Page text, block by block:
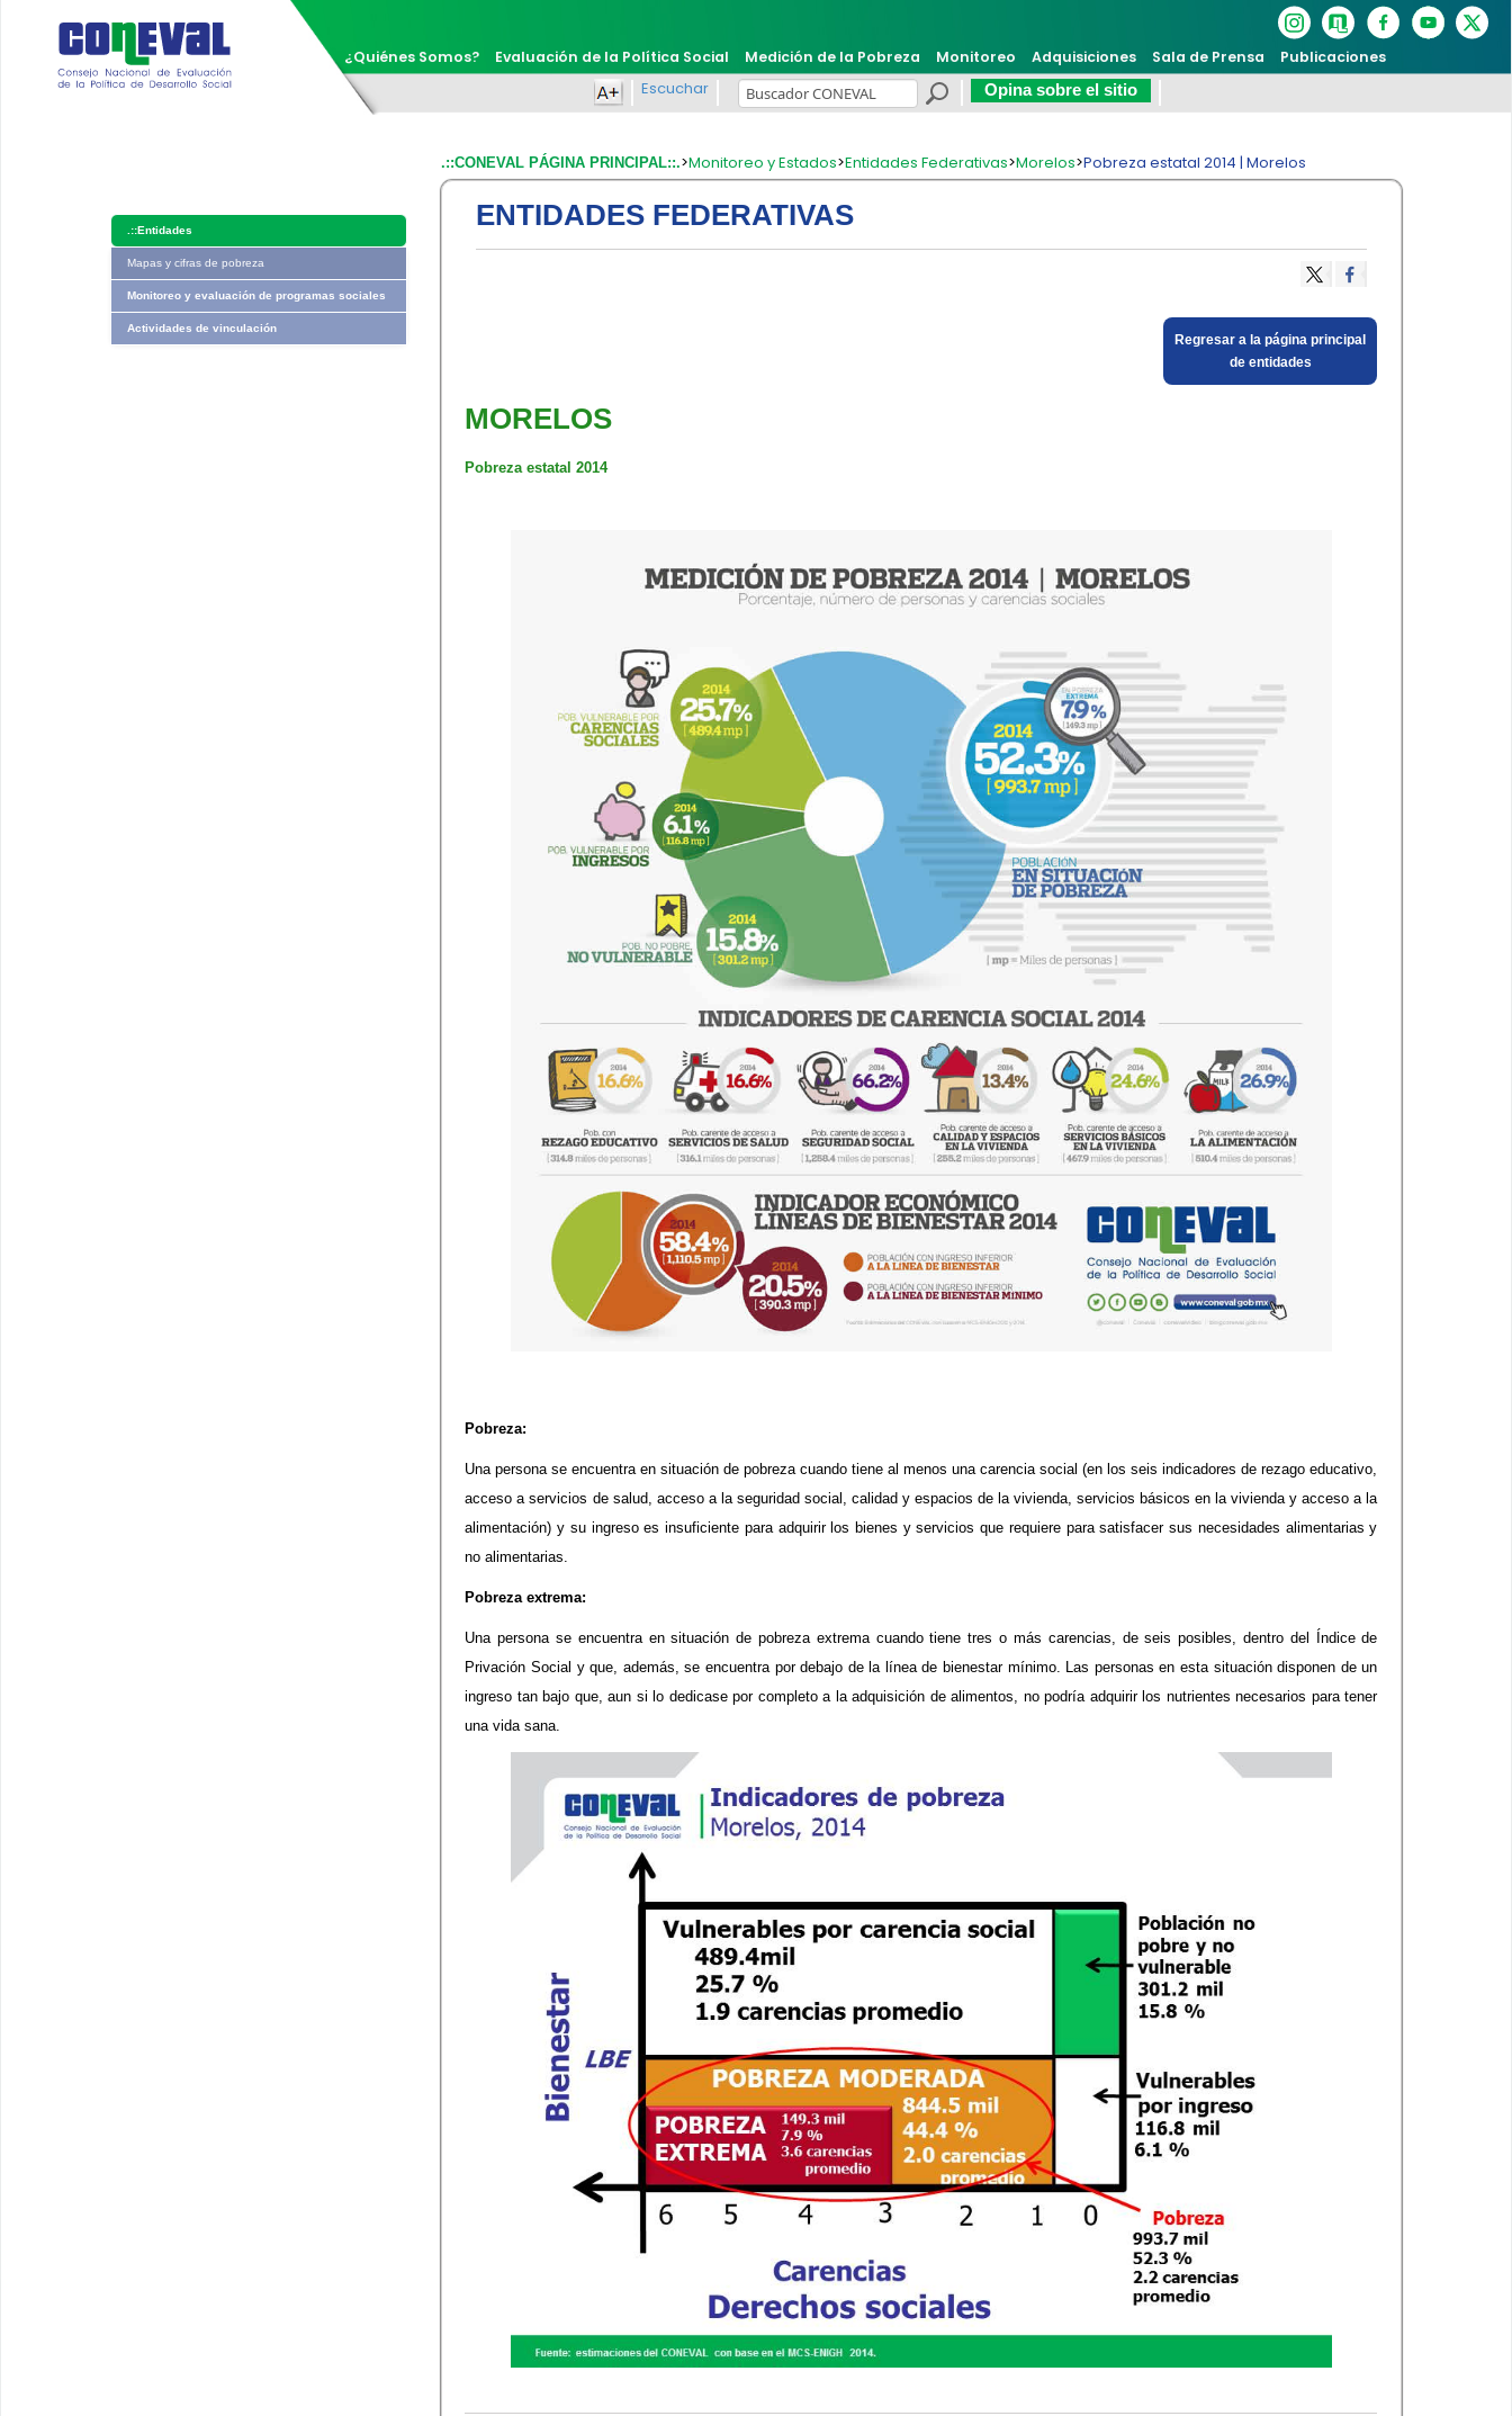
¿Quiénes Somos? Evaluación de la Política Social Medición de la Pobreza Monitoreo Adquisiciones Sala de Prensa Publicaciones
Escuchar Opina sobre el sitio
.::Entidades
Mapas y cifras de pobreza
Monitoreo y evaluación de programas sociales
Actividades de vinculación
.::CONEVAL PÁGINA PRINCIPAL::.>Monitoreo y Estados>Entidades Federativas>Morelos>Pobreza estatal 2014 | Morelos
ENTIDADES FEDERATIVAS
​Regresar a la página principal
de entidades​
MORELOS
Pobreza estatal 2014​
Pobreza:
Una persona se encuentra en situación de pobreza cuando tiene al menos una carencia social (en los seis indicadores de rezago educativo,
acceso a servicios de salud, acceso a la seguridad social, calidad y espacios de la vivienda, servicios básicos en la vivienda y acceso a la
alimentación) y su ingreso es insuficiente para adquirir los bienes y servicios que requiere para satisfacer sus necesidades alimentarias y
no alimentarias.
Pobreza extrema:
Una persona se encuentra en situación de pobreza extrema cuando tiene tres o más carencias, de seis posibles, dentro del Índice de
Privación Social y que, además, se encuentra por debajo de la línea de bienestar mínimo. Las personas en esta situación disponen de un
ingreso tan bajo que, aun si lo dedicase por completo a la adquisición de alimentos, no podría adquirir los nutrientes necesarios para tener
una vida sana.​